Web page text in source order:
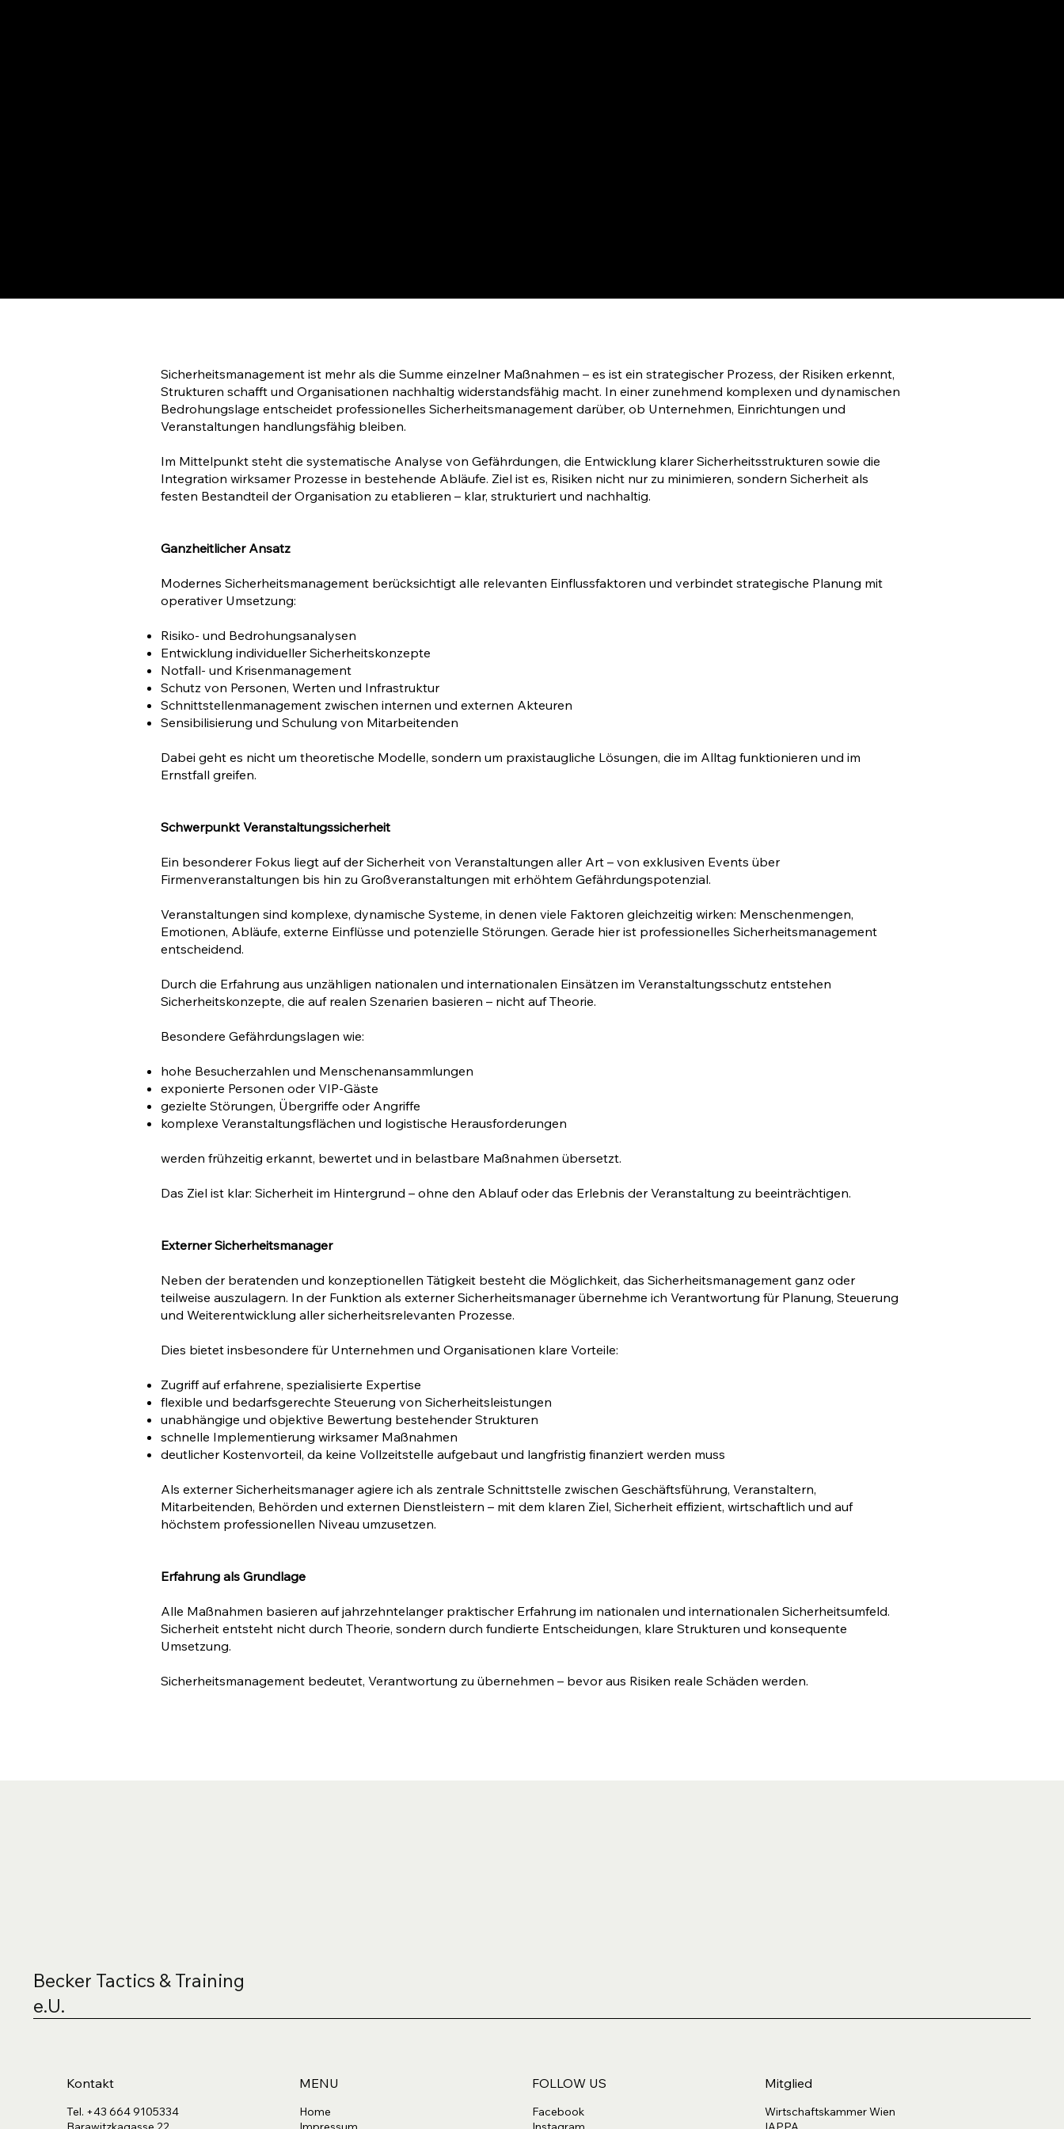
Sicherheitsmanagement ist mehr als die Summe einzelner Maßnahmen – es ist ein strategischer Prozess, der Risiken erkennt,
Strukturen schafft und Organisationen nachhaltig widerstandsfähig macht. In einer zunehmend komplexen und dynamischen
Bedrohungslage entscheidet professionelles Sicherheitsmanagement darüber, ob Unternehmen, Einrichtungen und
Veranstaltungen handlungsfähig bleiben.
Im Mittelpunkt steht die systematische Analyse von Gefährdungen, die Entwicklung klarer Sicherheitsstrukturen sowie die
Integration wirksamer Prozesse in bestehende Abläufe. Ziel ist es, Risiken nicht nur zu minimieren, sondern Sicherheit als
festen Bestandteil der Organisation zu etablieren – klar, strukturiert und nachhaltig.
Ganzheitlicher Ansatz
Modernes Sicherheitsmanagement berücksichtigt alle relevanten Einflussfaktoren und verbindet strategische Planung mit
operativer Umsetzung:
Risiko- und Bedrohungsanalysen
Entwicklung individueller Sicherheitskonzepte
Notfall- und Krisenmanagement
Schutz von Personen, Werten und Infrastruktur
Schnittstellenmanagement zwischen internen und externen Akteuren
Sensibilisierung und Schulung von Mitarbeitenden
Dabei geht es nicht um theoretische Modelle, sondern um praxistaugliche Lösungen, die im Alltag funktionieren und im
Ernstfall greifen.
Schwerpunkt Veranstaltungssicherheit
Ein besonderer Fokus liegt auf der Sicherheit von Veranstaltungen aller Art – von exklusiven Events über
Firmenveranstaltungen bis hin zu Großveranstaltungen mit erhöhtem Gefährdungspotenzial.
Veranstaltungen sind komplexe, dynamische Systeme, in denen viele Faktoren gleichzeitig wirken: Menschenmengen,
Emotionen, Abläufe, externe Einflüsse und potenzielle Störungen. Gerade hier ist professionelles Sicherheitsmanagement
entscheidend.
Durch die Erfahrung aus unzähligen nationalen und internationalen Einsätzen im Veranstaltungsschutz entstehen
Sicherheitskonzepte, die auf realen Szenarien basieren – nicht auf Theorie.
Besondere Gefährdungslagen wie:
hohe Besucherzahlen und Menschenansammlungen
exponierte Personen oder VIP-Gäste
gezielte Störungen, Übergriffe oder Angriffe
komplexe Veranstaltungsflächen und logistische Herausforderungen
werden frühzeitig erkannt, bewertet und in belastbare Maßnahmen übersetzt.
Das Ziel ist klar: Sicherheit im Hintergrund – ohne den Ablauf oder das Erlebnis der Veranstaltung zu beeinträchtigen.
Externer Sicherheitsmanager
Neben der beratenden und konzeptionellen Tätigkeit besteht die Möglichkeit, das Sicherheitsmanagement ganz oder
teilweise auszulagern. In der Funktion als externer Sicherheitsmanager übernehme ich Verantwortung für Planung, Steuerung
und Weiterentwicklung aller sicherheitsrelevanten Prozesse.
Dies bietet insbesondere für Unternehmen und Organisationen klare Vorteile:
Zugriff auf erfahrene, spezialisierte Expertise
flexible und bedarfsgerechte Steuerung von Sicherheitsleistungen
unabhängige und objektive Bewertung bestehender Strukturen
schnelle Implementierung wirksamer Maßnahmen
deutlicher Kostenvorteil, da keine Vollzeitstelle aufgebaut und langfristig finanziert werden muss
Als externer Sicherheitsmanager agiere ich als zentrale Schnittstelle zwischen Geschäftsführung, Veranstaltern,
Mitarbeitenden, Behörden und externen Dienstleistern – mit dem klaren Ziel, Sicherheit effizient, wirtschaftlich und auf
höchstem professionellen Niveau umzusetzen.
Erfahrung als Grundlage
Alle Maßnahmen basieren auf jahrzehntelanger praktischer Erfahrung im nationalen und internationalen Sicherheitsumfeld.
Sicherheit entsteht nicht durch Theorie, sondern durch fundierte Entscheidungen, klare Strukturen und konsequente
Umsetzung.
Sicherheitsmanagement bedeutet, Verantwortung zu übernehmen – bevor aus Risiken reale Schäden werden.
Becker Tactics & Training
e.U.
Kontakt
Tel. +43 664 9105334
MENU
Home
FOLLOW US
Facebook
Mitglied
Wirtschaftskammer Wien